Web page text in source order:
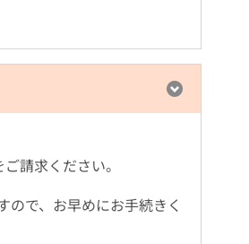
請求ください。
で、お早めにお手続きく